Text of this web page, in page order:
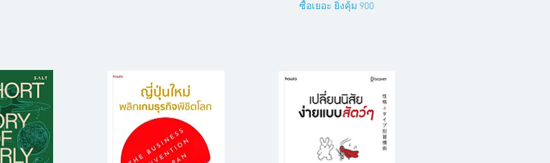
ซื้อเยอะ ยิ่งคุ้ม 900